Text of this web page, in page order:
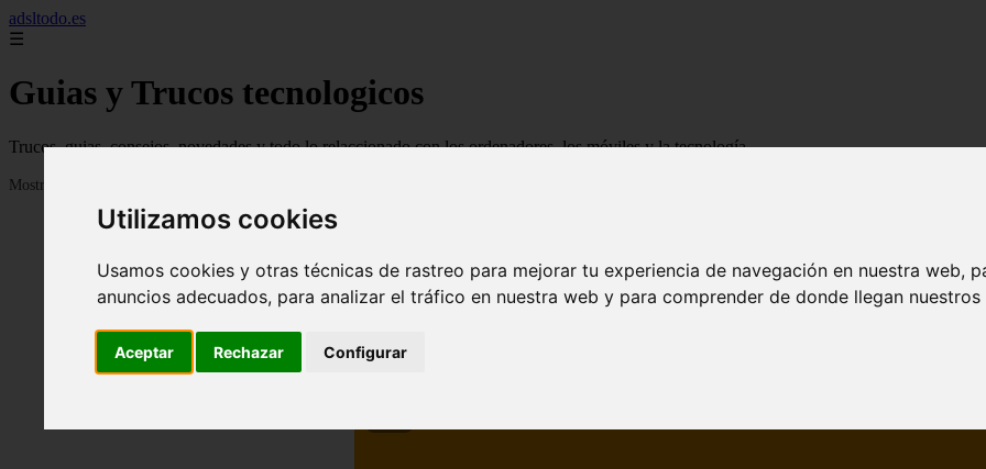
Utilizamos cookies
Usamos cookies y otras técnicas de rastreo para mejorar tu experiencia de navegación en nuestra web,
anuncios adecuados, para analizar el tráfico en nuestra web y para comprender de donde llegan
Aceptar Rechazar Configurar
adsltodo.es
☰
Guias y Trucos tecnologicos
Trucos, guias, consejos, novedades y todo lo relaccionado con los ordenadores, los móviles y la tecnología
Mostrando 1 - 24 de 148 artículos